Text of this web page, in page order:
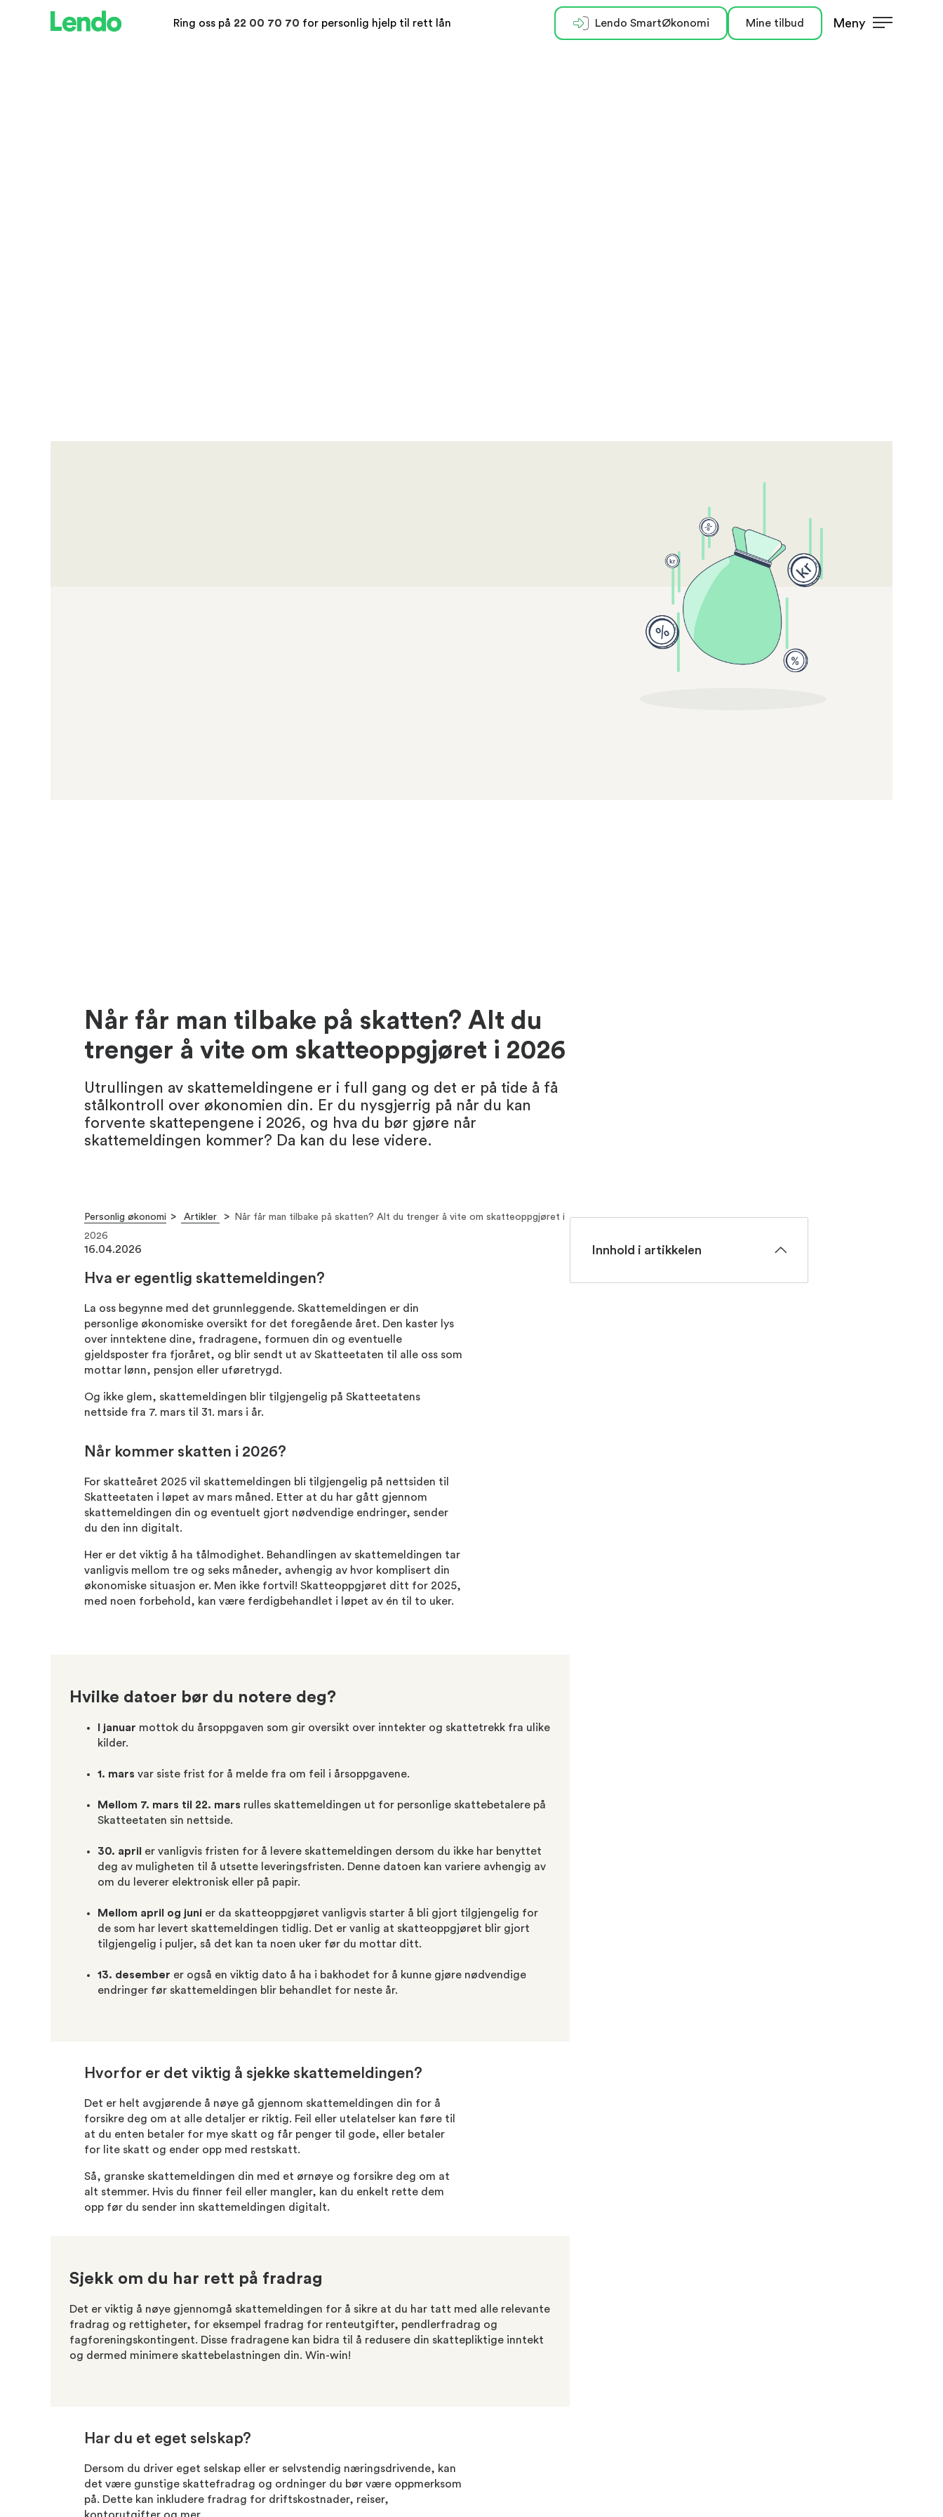
Ring oss på 22 00 70 70 for personlig hjelp til rett lån Lendo SmartØkonomi Mine tilbud Meny
Når får man tilbake på skatten? Alt du
trenger å vite om skatteoppgjøret i 2026
Utrullingen av skattemeldingene er i full gang og det er på tide å få
stålkontroll over økonomien din. Er du nysgjerrig på når du kan
forvente skattepengene i 2026, og hva du bør gjøre når
skattemeldingen kommer? Da kan du lese videre.
Personlig økonomi Artikler
Når får man tilbake på skatten? Alt du trenger å vite om skatteoppgjøret i
2026
16.04.2026
Hva er egentlig skattemeldingen?
La oss begynne med det grunnleggende. Skattemeldingen er din
personlige økonomiske oversikt for det foregående året. Den kaster lys
over inntektene dine, fradragene, formuen din og eventuelle
gjeldsposter fra fjoråret, og blir sendt ut av Skatteetaten til alle oss som
mottar lønn, pensjon eller uføretrygd.
Og ikke glem, skattemeldingen blir tilgjengelig på Skatteetatens
nettside fra 7. mars til 31. mars i år.
Når kommer skatten i 2026?
For skatteåret 2025 vil skattemeldingen bli tilgjengelig på nettsiden til
Skatteetaten i løpet av mars måned. Etter at du har gått gjennom
skattemeldingen din og eventuelt gjort nødvendige endringer, sender
du den inn digitalt.
Her er det viktig å ha tålmodighet. Behandlingen av skattemeldingen tar
vanligvis mellom tre og seks måneder, avhengig av hvor komplisert din
økonomiske situasjon er. Men ikke fortvil! Skatteoppgjøret ditt for 2025,
med noen forbehold, kan være ferdigbehandlet i løpet av én til to uker.
Hvilke datoer bør du notere deg?
I januar mottok du årsoppgaven som gir oversikt over inntekter og skattetrekk fra ulike
kilder.
1. mars var siste frist for å melde fra om feil i årsoppgavene.
Mellom 7. mars til 22. mars rulles skattemeldingen ut for personlige skattebetalere på
Skatteetaten sin nettside.
30. april er vanligvis fristen for å levere skattemeldingen dersom du ikke har benyttet
deg av muligheten til å utsette leveringsfristen. Denne datoen kan variere avhengig av
om du leverer elektronisk eller på papir.
Mellom april og juni er da skatteoppgjøret vanligvis starter å bli gjort tilgjengelig for
de som har levert skattemeldingen tidlig. Det er vanlig at skatteoppgjøret blir gjort
tilgjengelig i puljer, så det kan ta noen uker før du mottar ditt.
13. desember er også en viktig dato å ha i bakhodet for å kunne gjøre nødvendige
endringer før skattemeldingen blir behandlet for neste år.
Hvorfor er det viktig å sjekke skattemeldingen?
Det er helt avgjørende å nøye gå gjennom skattemeldingen din for å
forsikre deg om at alle detaljer er riktig. Feil eller utelatelser kan føre til
at du enten betaler for mye skatt og får penger til gode, eller betaler
for lite skatt og ender opp med restskatt.
Så, granske skattemeldingen din med et ørnøye og forsikre deg om at
alt stemmer. Hvis du finner feil eller mangler, kan du enkelt rette dem
opp før du sender inn skattemeldingen digitalt.
Sjekk om du har rett på fradrag
Det er viktig å nøye gjennomgå skattemeldingen for å sikre at du har tatt med alle relevante
fradrag og rettigheter, for eksempel fradrag for renteutgifter, pendlerfradrag og
fagforeningskontingent. Disse fradragene kan bidra til å redusere din skattepliktige inntekt
og dermed minimere skattebelastningen din. Win-win!
Har du et eget selskap?
Dersom du driver eget selskap eller er selvstendig næringsdrivende, kan
det være gunstige skattefradrag og ordninger du bør være oppmerksom
på. Dette kan inkludere fradrag for driftskostnader, reiser,
Innhold i artikkelen